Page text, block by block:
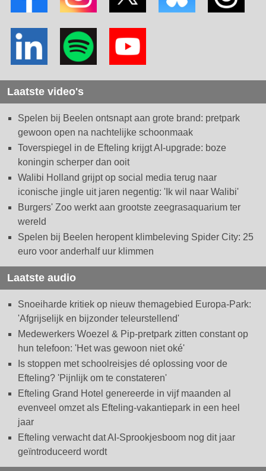
Laatste video's
Spelen bij Beelen ontsnapt aan grote brand: pretpark
gewoon open na nachtelijke schoonmaak
Toverspiegel in de Efteling krijgt AI-upgrade: boze
koningin scherper dan ooit
Walibi Holland grijpt op social media terug naar
iconische jingle uit jaren negentig: 'Ik wil naar Walibi'
Burgers' Zoo werkt aan grootste zeegrasaquarium ter
wereld
Spelen bij Beelen heropent klimbeleving Spider City: 25
euro voor anderhalf uur klimmen
Laatste audio
Snoeiharde kritiek op nieuw themagebied Europa-Park:
'Afgrijselijk en bijzonder teleurstellend'
Medewerkers Woezel & Pip-pretpark zitten constant op
hun telefoon: 'Het was gewoon niet oké'
Is stoppen met schoolreisjes dé oplossing voor de
Efteling? 'Pijnlijk om te constateren'
Efteling Grand Hotel genereerde in vijf maanden al
evenveel omzet als Efteling-vakantiepark in een heel
jaar
Efteling verwacht dat AI-Sprookjesboom nog dit jaar
geïntroduceerd wordt